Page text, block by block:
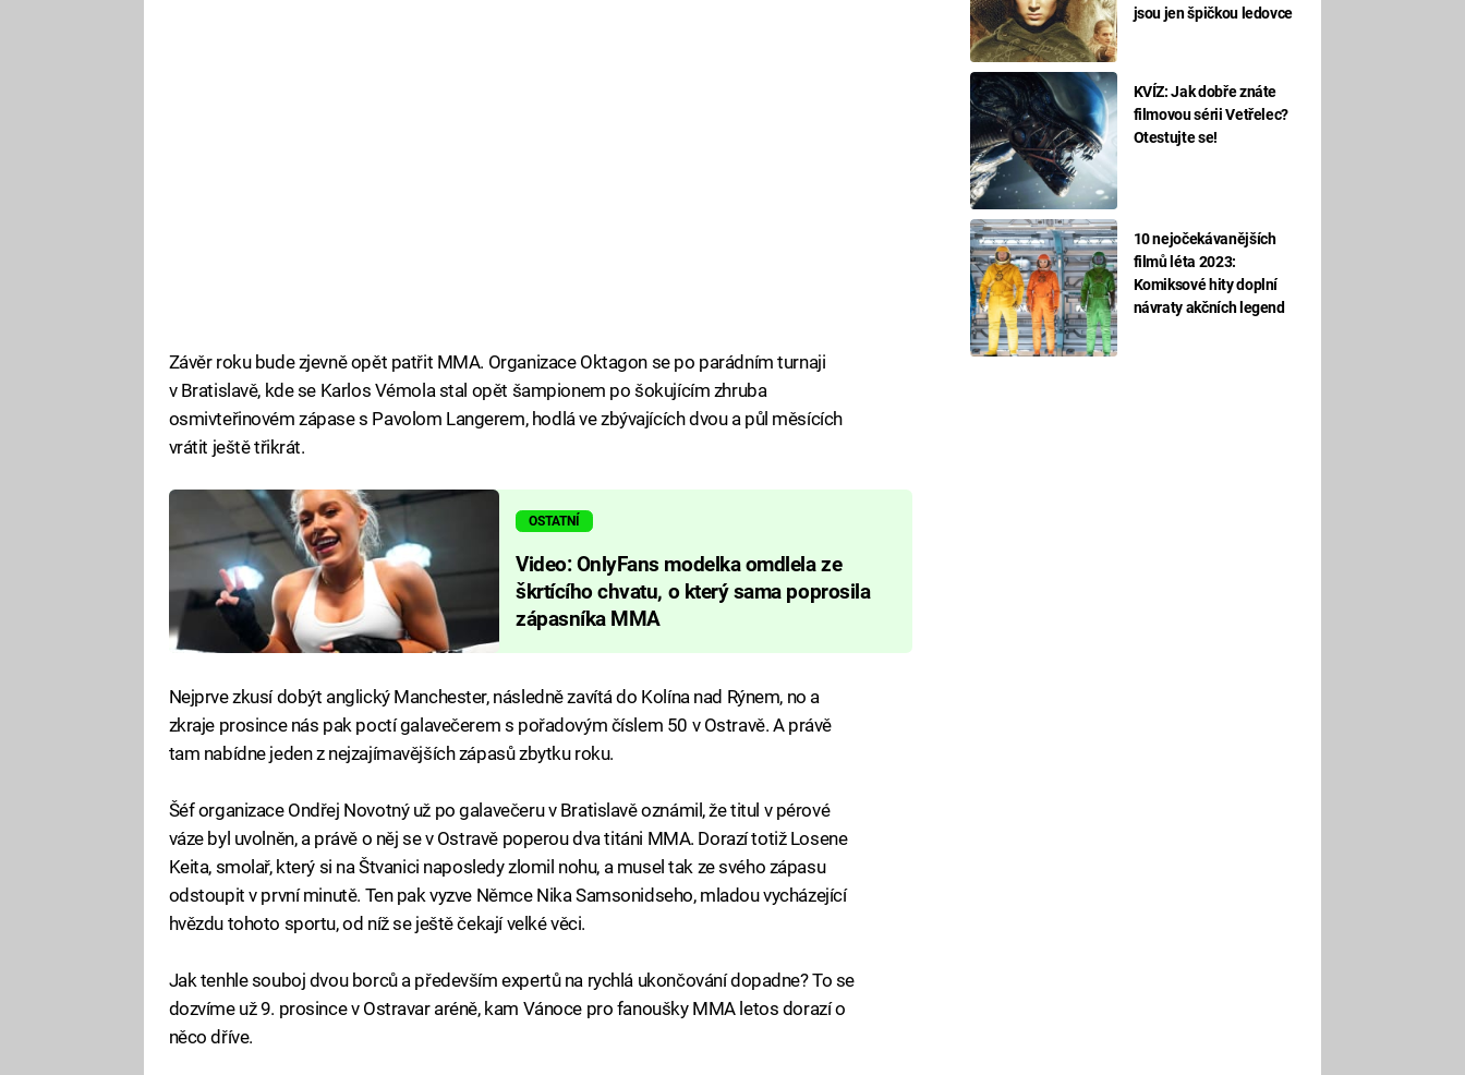
jsou jen špičkou ledovce
KVÍZ: Jak dobře znáte
filmovou sérii Vetřelec?
Otestujte se!
10 nejočekávanějších
filmů léta 2023:
Komiksové hity doplní
návraty akčních legend
Závěr roku bude zjevně opět patřit MMA. Organizace Oktagon se po parádním turnaji
v Bratislavě, kde se Karlos Vémola stal opět šampionem po šokujícím zhruba
osmivteřinovém zápase s Pavolom Langerem, hodlá ve zbývajících dvou a půl měsících
vrátit ještě třikrát.
OSTATNÍ
Video: OnlyFans modelka omdlela ze
škrtícího chvatu, o který sama poprosila
zápasníka MMA
Nejprve zkusí dobýt anglický Manchester, následně zavítá do Kolína nad Rýnem, no a
zkraje prosince nás pak poctí galavečerem s pořadovým číslem 50 v Ostravě. A právě
tam nabídne jeden z nejzajímavějších zápasů zbytku roku.
Šéf organizace Ondřej Novotný už po galavečeru v Bratislavě oznámil, že titul v pérové
váze byl uvolněn, a právě o něj se v Ostravě poperou dva titáni MMA. Dorazí totiž Losene
Keita, smolař, který si na Štvanici naposledy zlomil nohu, a musel tak ze svého zápasu
odstoupit v první minutě. Ten pak vyzve Němce Nika Samsonidseho, mladou vycházející
hvězdu tohoto sportu, od níž se ještě čekají velké věci.
Jak tenhle souboj dvou borců a především expertů na rychlá ukončování dopadne? To se
dozvíme už 9. prosince v Ostravar aréně, kam Vánoce pro fanoušky MMA letos dorazí o
něco dříve.